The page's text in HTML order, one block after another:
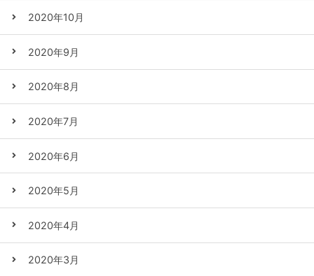
2020年10月
2020年9月
2020年8月
2020年7月
2020年6月
2020年5月
2020年4月
2020年3月